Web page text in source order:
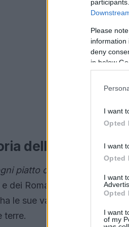
Please
information
deny
in below
I want
Opted
I want
Opted
I want
Opted
I want
of my
della pasta
piatto c’è una storia…
dei Romani, ma è in Italia
le sue varianti, dai
tortellini
terre.